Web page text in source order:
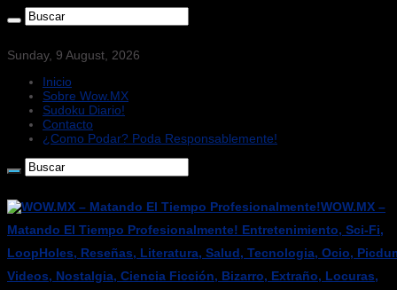
Sunday, 9 August, 2026
Inicio
Sobre Wow.MX
Sudoku Diario!
Contacto
¿Como Podar? Poda Responsablemente!
WOW.MX –
Matando El Tiempo Profesionalmente! Entretenimiento, Sci-Fi,
LoopHoles, Reseñas, Literatura, Salud, Tecnologia, Ocio,
Videos, Nostalgia, Ciencia Ficción, Bizarro, Extraño, Locuras,